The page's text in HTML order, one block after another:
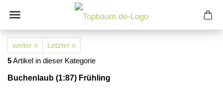
weiter »
Letzter »
5Artikel in dieser Kategorie
Buchenlaub (1:87) Frühling